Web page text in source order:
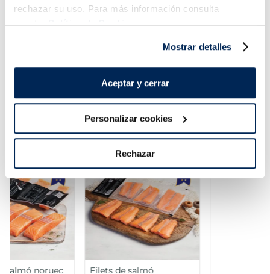
rechazar su uso. Para más información consulta
nuestraPolítica de Cookies.
Mostrar detalles
Aceptar y cerrar
Personalizar cookies
Rechazar
Añadir Añadir
Combina-ho i fes un menú de 10!
Lloms de lluç austral